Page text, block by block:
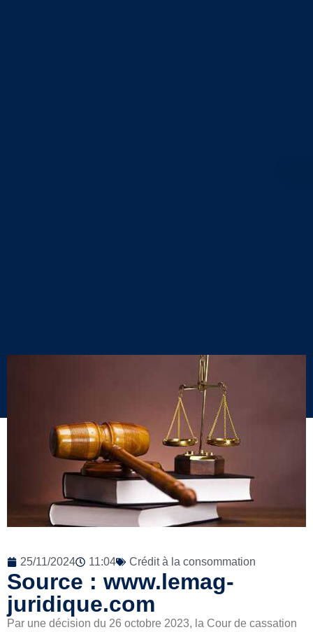
25/11/2024 11:04 Crédit à la consommation
Source : www.lemag-
juridique.com
Par une décision du 26 octobre 2023, la Cour de cassation